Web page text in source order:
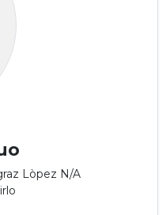
Lòpez N/A